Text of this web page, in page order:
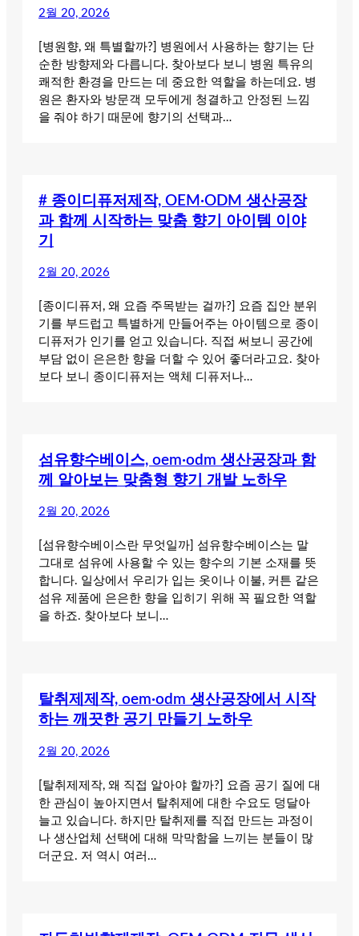
2월 20, 2026
[병원향, 왜 특별할까?] 병원에서 사용하는 향기는 단
순한 방향제와 다릅니다. 찾아보다 보니 병원 특유의
쾌적한 환경을 만드는 데 중요한 역할을 하는데요. 병
원은 환자와 방문객 모두에게 청결하고 안정된 느낌
을 줘야 하기 때문에 향기의 선택과…
# 종이디퓨저제작, OEM·ODM 생산공장
과 함께 시작하는 맞춤 향기 아이템 이야
기
2월 20, 2026
[종이디퓨저, 왜 요즘 주목받는 걸까?] 요즘 집안 분위
기를 부드럽고 특별하게 만들어주는 아이템으로 종이
디퓨저가 인기를 얻고 있습니다. 직접 써보니 공간에
부담 없이 은은한 향을 더할 수 있어 좋더라고요. 찾아
보다 보니 종이디퓨저는 액체 디퓨저나…
섬유향수베이스, oem·odm 생산공장과 함
께 알아보는 맞춤형 향기 개발 노하우
2월 20, 2026
[섬유향수베이스란 무엇일까] 섬유향수베이스는 말
그대로 섬유에 사용할 수 있는 향수의 기본 소재를 뜻
합니다. 일상에서 우리가 입는 옷이나 이불, 커튼 같은
섬유 제품에 은은한 향을 입히기 위해 꼭 필요한 역할
을 하죠. 찾아보다 보니…
탈취제제작, oem·odm 생산공장에서 시작
하는 깨끗한 공기 만들기 노하우
2월 20, 2026
[탈취제제작, 왜 직접 알아야 할까?] 요즘 공기 질에 대
한 관심이 높아지면서 탈취제에 대한 수요도 덩달아
늘고 있습니다. 하지만 탈취제를 직접 만드는 과정이
나 생산업체 선택에 대해 막막함을 느끼는 분들이 많
더군요. 저 역시 여러…